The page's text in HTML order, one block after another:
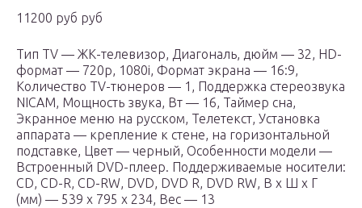
11200 руб руб
Тип TV — ЖК-телевизор, Диагональ, дюйм — 32, HD-
формат — 720p, 1080i, Формат экрана — 16:9,
Количество TV-тюнеров — 1, Поддержка стереозвука
NICAM, Мощность звука, Вт — 16, Таймер сна,
Экранное меню на русском, Телетекст, Установка
аппарата — крепление к стене, на горизонтальной
подставке, Цвет — черный, Особенности модели —
Встроенный DVD-плеер. Поддерживаемые носители:
CD, CD-R, CD-RW, DVD, DVD R, DVD RW, В x Ш x Г
(мм) — 539 x 795 x 234, Вес — 13